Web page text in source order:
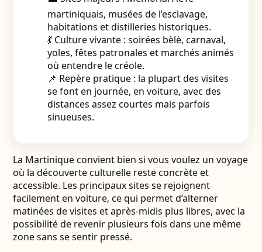
martiniquais, musées de l’esclavage,
habitations et distilleries historiques.
💃 Culture vivante : soirées bèlè, carnaval,
yoles, fêtes patronales et marchés animés
où entendre le créole.
📌 Repère pratique : la plupart des visites
se font en journée, en voiture, avec des
distances assez courtes mais parfois
sinueuses.
La Martinique convient bien si vous voulez un voyage
où la découverte culturelle reste concrète et
accessible. Les principaux sites se rejoignent
facilement en voiture, ce qui permet d’alterner
matinées de visites et après-midis plus libres, avec la
possibilité de revenir plusieurs fois dans une même
zone sans se sentir pressé.